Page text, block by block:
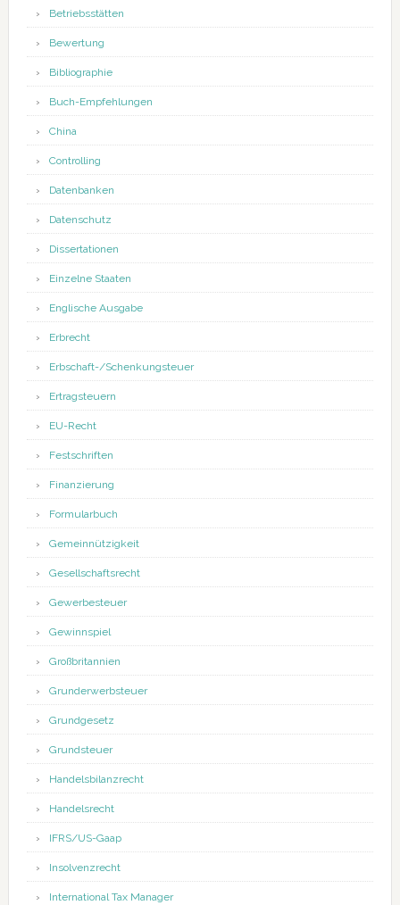
Betriebsstätten
Bewertung
Bibliographie
Buch-Empfehlungen
China
Controlling
Datenbanken
Datenschutz
Dissertationen
Einzelne Staaten
Englische Ausgabe
Erbrecht
Erbschaft-/Schenkungsteuer
Ertragsteuern
EU-Recht
Festschriften
Finanzierung
Formularbuch
Gemeinnützigkeit
Gesellschaftsrecht
Gewerbesteuer
Gewinnspiel
Großbritannien
Grunderwerbsteuer
Grundgesetz
Grundsteuer
Handelsbilanzrecht
Handelsrecht
IFRS/US-Gaap
Insolvenzrecht
International Tax Manager